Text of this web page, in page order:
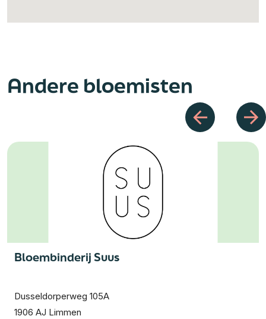
Andere bloemisten
Bloembinderij Suus
Dusseldorperweg 105A
1906 AJ Limmen